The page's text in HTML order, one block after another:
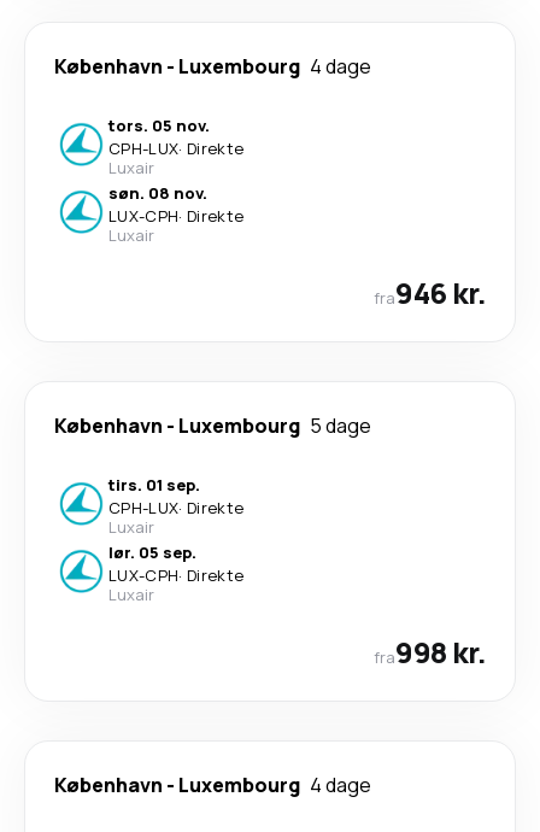
København - Luxembourg 4 dage
tors. 05 nov.
CPH-LUX· Direkte
Luxair
søn. 08 nov.
LUX-CPH· Direkte
Luxair
fra946 kr.
København - Luxembourg 5 dage
tirs. 01 sep.
CPH-LUX· Direkte
Luxair
lør. 05 sep.
LUX-CPH· Direkte
Luxair
fra998 kr.
København - Luxembourg 4 dage